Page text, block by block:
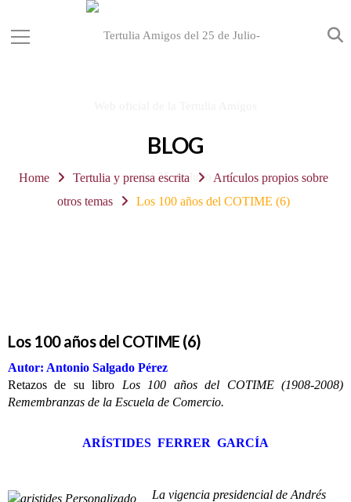
BLOG
Home Tertulia y prensa escrita
Artículos propios sobre
otros temas
Los 100 años del COTIME (6)
Los 100 años del COTIME (6)
Autor: Antonio Salgado Pérez
Retazos de su libro Los 100 años del COTIME (1908-2008)
Remembranzas de la Escuela de Comercio.
ARÍSTIDES FERRER GARCÍA
La vigencia presidencial de Andrés